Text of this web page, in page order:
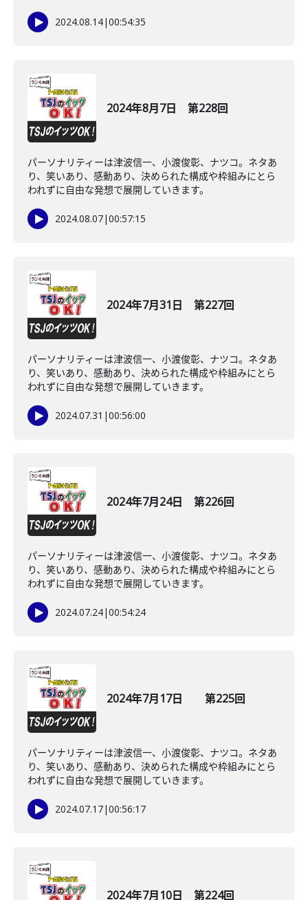
2024.08.14|00:54:35
2024年8月7日 第228回
パーソナリティーは津波信一、小渡俊彰、ナツコ。ネタあ
り、笑いあり、感動あり、決められた構成や枠組みにとら
われずに自由な発想で展開していきます。
2024.08.07|00:57:15
2024年7月31日 第227回
パーソナリティーは津波信一、小渡俊彰、ナツコ。ネタあ
り、笑いあり、感動あり、決められた構成や枠組みにとら
われずに自由な発想で展開していきます。
2024.07.31 |00:56:00
2024年7月24日 第226回
パーソナリティーは津波信一、小渡俊彰、ナツコ。ネタあ
り、笑いあり、感動あり、決められた構成や枠組みにとら
われずに自由な発想で展開していきます。
2024.07.24|00:54:24
2024年7月17日 第225回
パーソナリティーは津波信一、小渡俊彰、ナツコ。ネタあ
り、笑いあり、感動あり、決められた構成や枠組みにとら
われずに自由な発想で展開していきます。
2024.07.17|00:56:17
2024年7月10日 第224回